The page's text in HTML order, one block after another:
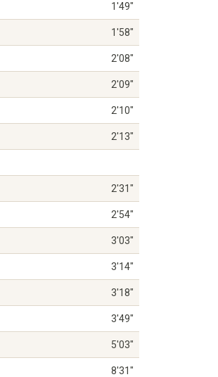
1'49"
1'58"
2'08"
2'09"
2'10"
2'13"
2'31"
2'54"
3'03"
3'14"
3'18"
3'49"
5'03"
8'31"